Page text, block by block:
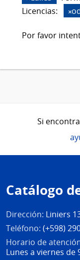
Licencias:
Por favor
Si
de
página
Catálogo
Dirección: Liniers
Teléfono: (+598)
Horario de
Lunes a viernes de